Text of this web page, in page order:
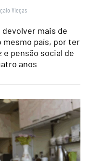
Viegas
devolver mais de
mesmo país, por ter
e pensão social de
anos